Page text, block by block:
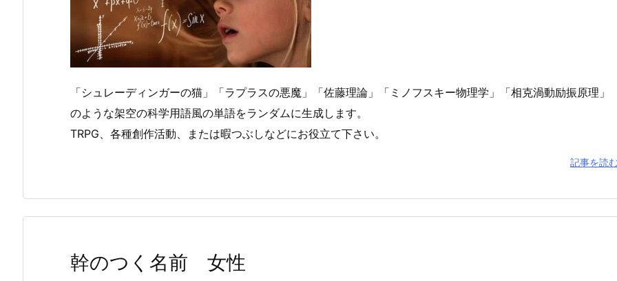
「シュレーディンガーの猫」「ラプラスの悪魔」「佐藤理論」「ミノフスキー物理学」「相克渦動励振原理」
のような架空の科学用語風の単語をランダムに生成します。
TRPG、各種創作活動、または暇つぶしなどにお役立て下さい。
記事を読
幹のつく名前 女性